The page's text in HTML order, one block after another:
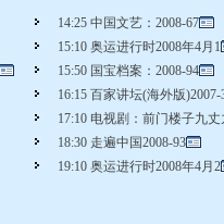
14:25 中国文艺：2008-67
15:10 奥运进行时2008年4月1
15:50 国宝档案：2008-94
16:15 百家讲坛(海外版)2007-
17:10 电视剧：前门楼子九丈
18:30 走遍中国2008-93
19:10 奥运进行时2008年4月2